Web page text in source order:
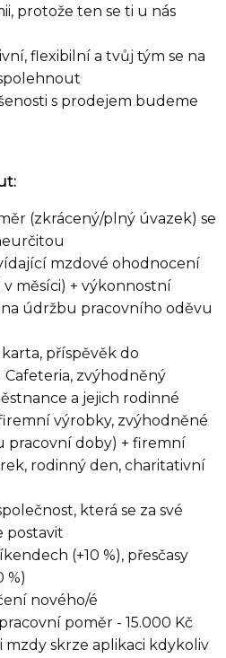
prodejen
NC
protože ten se ti u nás
flexibilní a tvůj tým se na
s prodejem budeme
(zkrácený/plný úvazek) se
mzdové ohodnocení
v měsíci) + výkonnostní
údržbu pracovního oděvu
příspěvěk do
zvýhodněný
a jejich rodinné
výrobky, zvýhodněné
pracovní doby) + firemní
rodinný den, charitativní
která se za své
postavit
(+10 %), přesčasy
%)
nového/é
poměr - 15.000 Kč
mzdy skrze aplikaci kdykoliv